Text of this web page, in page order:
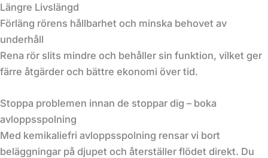
Längre Livslängd
Förläng rörens hållbarhet och minska behovet av
underhåll
Rena rör slits mindre och behåller sin funktion, vilket ger
färre åtgärder och bättre ekonomi över tid.
Stoppa problemen innan de stoppar dig – boka
avloppsspolning
Med kemikaliefri avloppsspolning rensar vi bort
beläggningar på djupet och återställer flödet direkt. Du